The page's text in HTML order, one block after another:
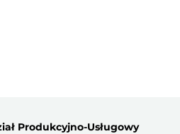
Produkcyjno-Usługowy